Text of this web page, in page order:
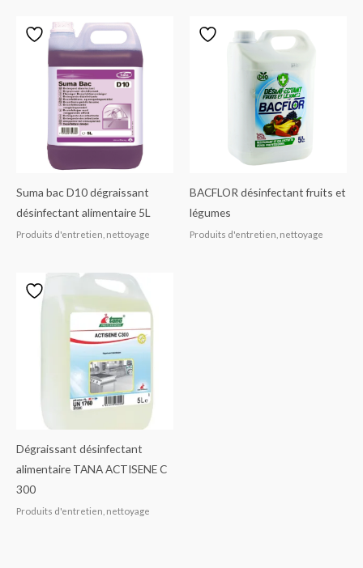
Suma bac D10 dégraissant
désinfectant alimentaire 5L
Produits d'entretien, nettoyage
BACFLOR désinfectant fruits et
légumes
Produits d'entretien, nettoyage
Dégraissant désinfectant
alimentaire TANA ACTISENE C
300
Produits d'entretien, nettoyage